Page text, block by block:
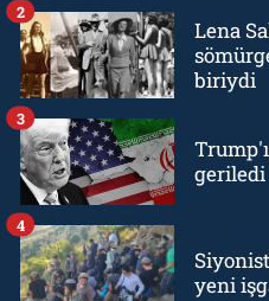
Lena
biriydi
2
geriledi
3
yeni
4